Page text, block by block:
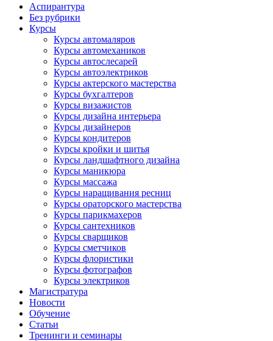
Аспирантура
Без рубрики
Курсы
Курсы автомаляров
Курсы автомехаников
Курсы автослесарей
Курсы автоэлектриков
Курсы актерского мастерства
Курсы бухгалтеров
Курсы визажистов
Курсы дизайна интерьера
Курсы дизайнеров
Курсы кондитеров
Курсы кройки и шитья
Курсы ландшафтного дизайна
Курсы маникюра
Курсы массажа
Курсы наращивания ресниц
Курсы ораторского мастерства
Курсы парикмахеров
Курсы сантехников
Курсы сварщиков
Курсы сметчиков
Курсы флористики
Курсы фотографов
Курсы электриков
Магистратура
Новости
Обучение
Статьи
Тренинги и семинары